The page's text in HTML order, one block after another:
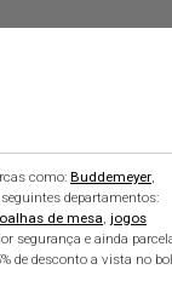
como: Buddemeyer,
departamentos:
de mesa, jogos
segurança e ainda
de desconto a vista no